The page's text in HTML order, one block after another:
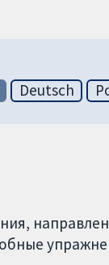
Deutsch